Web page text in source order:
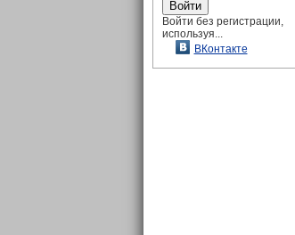
Войти без регистрации,
используя...
ВКонтакте